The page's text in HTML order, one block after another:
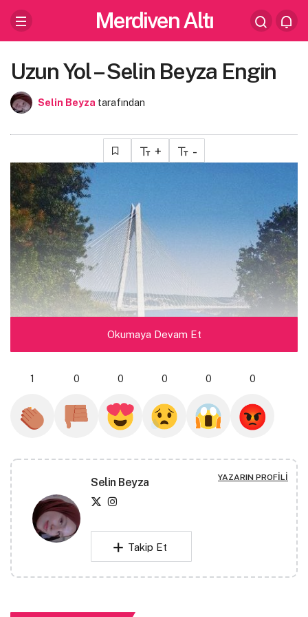
Merdiven Altı
Uzun Yol – Selin Beyza Engin
Selin Beyza tarafından
+ -
gidelim işte
kimsenin olmadığı bir yerlere
sorgusuz sualsiz oturacağımız,
kimsenin yargılamayacağı bir şehire.
yalınayak dolaşalım tüm sokakları
Okumaya Devam Et
1 0 0 0 0 0
Selin Beyza YAZARIN PROFILI
Takip Et